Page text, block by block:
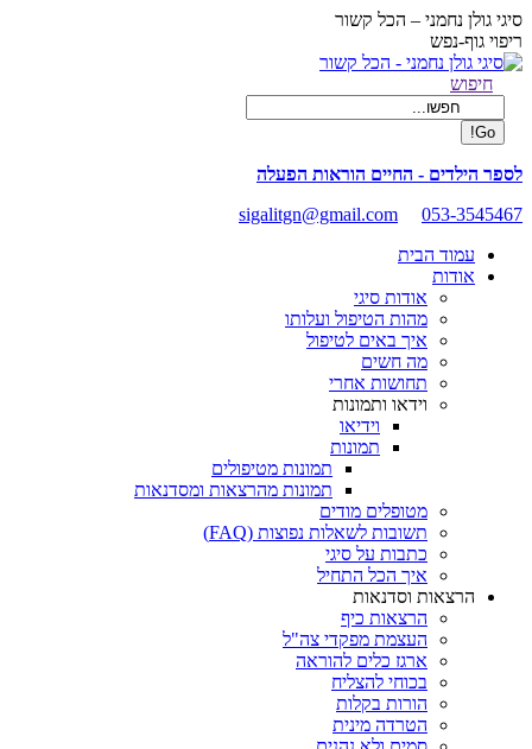
Skip
to
content
סיגי גולן נחמני – הכל קשור
ריפוי גוף-נפש
Facebook
opens
new
window
Search:
חיפוש
לספר הילדים - החיים הוראות הפעלה
sigalitgn@gmail.com
053-3545467
עמוד הבית
אודות
אודות סיגי
מהות הטיפול ועלותו
איך באים לטיפול
מה חשים
תחושות אחרי
וידאו ותמונות
וידיאו
תמונות
תמונות מטיפולים
תמונות מהרצאות ומסדנאות
מטופלים מודים
תשובות לשאלות נפוצות (FAQ)
כתבות על סיגי
איך הכל התחיל
הרצאות וסדנאות
הרצאות כיף
העצמת מפקדי צה"ל
ארגז כלים להוראה
בכוחי להצליח
הורות בקלות
הטרדה מינית